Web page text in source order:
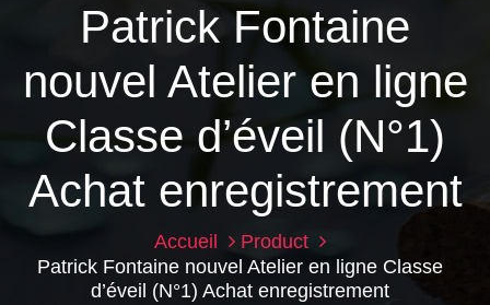
Patrick Fontaine
nouvel Atelier en ligne
Classe d’éveil (N°1)
Achat enregistrement
Accueil
Product
Patrick Fontaine nouvel Atelier en ligne Classe
d’éveil (N°1) Achat enregistrement